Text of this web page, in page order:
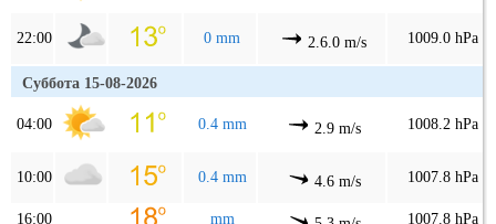
22:00 0 mm 2.6.0 m/s 1009.0 hPa
Суббота 15-08-2026
04:00 0.4 mm 2.9 m/s 1008.2 hPa
10:00 0.4 mm 4.6 m/s 1007.8 hPa
16:00 mm 1007.8 hPa